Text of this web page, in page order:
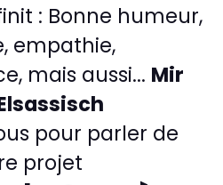
: Bonne humeur,
empathie,
mais aussi... Mir
pour parler de
projet